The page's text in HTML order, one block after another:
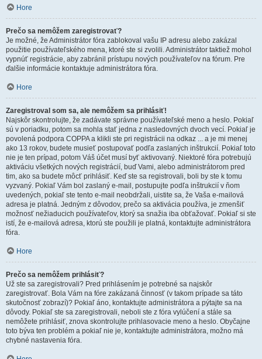
Hore
Prečo sa nemôžem zaregistrovať?
Je možné, že Administrátor fóra zablokoval vašu IP adresu alebo zakázal
použitie používateľského mena, ktoré ste si zvolili. Administrátor taktiež mohol
vypnúť registrácie, aby zabránil prístupu nových používateľov na fórum. Pre
ďalšie informácie kontaktuje administrátora fóra.
Hore
Zaregistroval som sa, ale nemôžem sa prihlásiť!
Najskôr skontrolujte, že zadávate správne používateľské meno a heslo. Pokiaľ
sú v poriadku, potom sa mohla stať jedna z nasledovných dvoch vecí. Pokiaľ je
povolená podpora COPPA a klikli ste pri registrácii na odkaz ... a je mi menej
ako 13 rokov, budete musieť postupovať podľa zaslaných inštrukcií. Pokiaľ toto
nie je ten prípad, potom Váš účet musí byť aktivovaný. Niektoré fóra potrebujú
aktiváciu všetkých nových registrácií, buď Vami, alebo administrátorom pred
tim, ako sa budete môcť prihlásiť. Keď ste sa registrovali, boli by ste k tomu
vyzvaný. Pokiaľ Vám bol zaslaný e-mail, postupujte podľa inštrukcií v ňom
uvedených, pokiaľ ste tento e-mail neobdržali, uistite sa, že Vaša e-mailová
adresa je platná. Jedným z dôvodov, prečo sa aktivácia používa, je zmenšiť
možnosť nežiaducich používateľov, ktorý sa snažia iba obťažovať. Pokiaľ si ste
istí, že e-mailová adresa, ktorú ste použili je platná, kontaktujte administrátora
fóra.
Hore
Prečo sa nemôžem prihlásiť?
Už ste sa zaregistrovali? Pred prihlásením je potrebné sa najskôr
zaregistrovať. Bola Vám na fóre zakázaná činnosť (v takom prípade sa táto
skutočnosť zobrazí)? Pokiaľ áno, kontaktujte administrátora a pýtajte sa na
dôvody. Pokiaľ ste sa zaregistrovali, neboli ste z fóra vylúčení a stále sa
nemôžete prihlásiť, znova skontrolujte prihlasovacie meno a heslo. Obyčajne
toto býva ten problém a pokiaľ nie je, kontaktujte administrátora, možno má
chybné nastavenia fóra.